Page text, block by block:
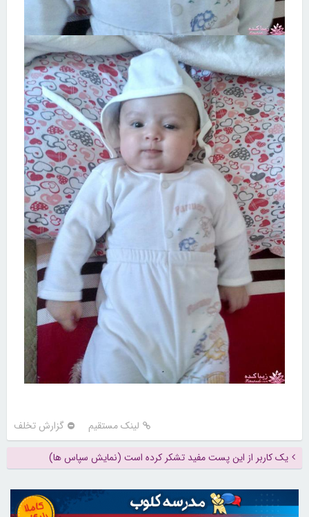
لینک مستقیم گزارش تخلف
یک کاربر از این پست مفید تشکر کرده است (نمایش سپاس ها)